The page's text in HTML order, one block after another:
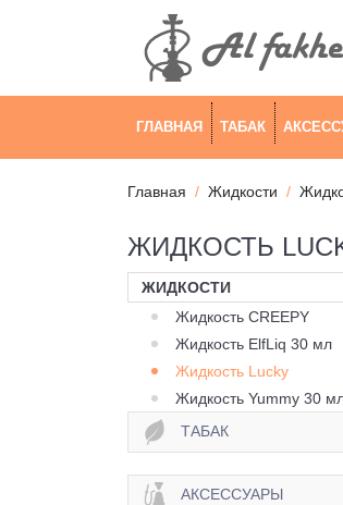
ГЛАВНАЯ ТАБАК
Главная Жидкости
ЖИДКОСТЬ
ЖИДКОСТИ
Жидкость CREEPY
Жидкость ElfLiq 30 мл
Жидкость Lucky
Жидкость Yummy 30
ТАБАК
АКСЕССУАРЫ